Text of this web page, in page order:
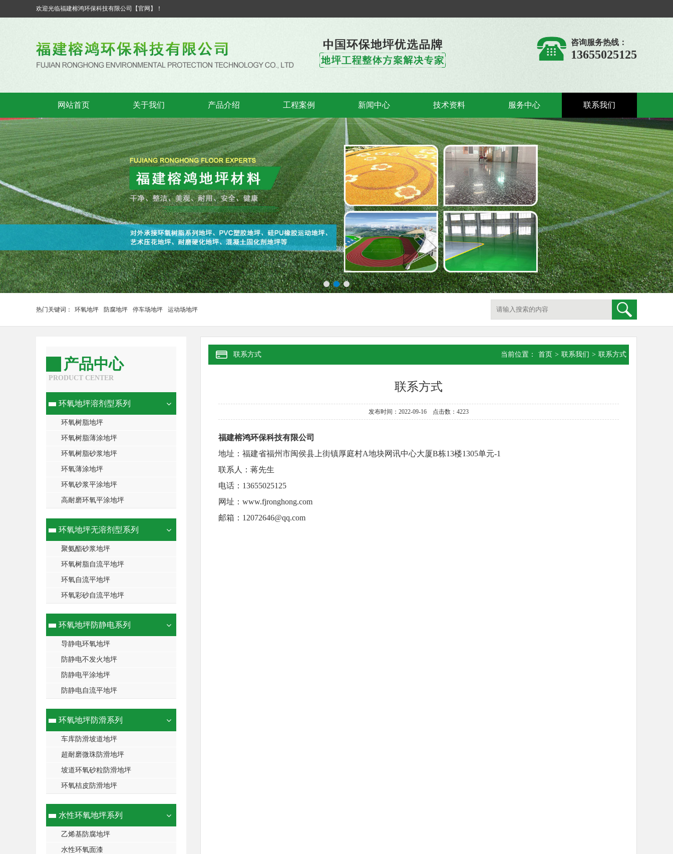
欢迎光临福建榕鸿环保科技有限公司【官网】！
咨询服务热线：
13655025125
网站首页 关于我们 产品介绍 工程案例 新闻中心 技术资料 服务中心 联系我们
热门关键词： 环氧地坪 防腐地坪 停车场地坪 运动场地坪
产品中心
PRODUCT CENTER
环氧地坪溶剂型系列
环氧树脂地坪
环氧树脂薄涂地坪
环氧树脂砂浆地坪
环氧薄涂地坪
环氧砂浆平涂地坪
高耐磨环氧平涂地坪
环氧地坪无溶剂型系列
聚氨酯砂浆地坪
环氧树脂自流平地坪
环氧自流平地坪
环氧彩砂自流平地坪
环氧地坪防静电系列
导静电环氧地坪
防静电不发火地坪
防静电平涂地坪
防静电自流平地坪
环氧地坪防滑系列
车库防滑坡道地坪
超耐磨微珠防滑地坪
坡道环氧砂粒防滑地坪
环氧桔皮防滑地坪
水性环氧地坪系列
乙烯基防腐地坪
水性环氧面漆
联系方式 当前位置： 首页 > 联系我们 > 联系方式
联系方式
发布时间：2022-09-16 点击数：4223
福建榕鸿环保科技有限公司
地址：福建省福州市闽侯县上街镇厚庭村A地块网讯中心大厦B栋13楼1305单元-1
联系人：蒋先生
电话：13655025125
网址： www.fjronghong.com
邮箱：12072646@qq.com